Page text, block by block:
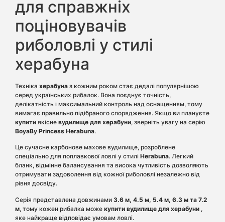
для справжніх
поціновувачів
риболовлі у стилі
херабуна
Техніка херабуна з кожним роком стає дедалі популярнішою
серед українських рибалок. Вона поєднує точність,
делікатність і максимальний контроль над оснащенням, тому
вимагає правильно підібраного спорядження. Якщо ви плануєте
купити якісне вудилище для херабуни, зверніть увагу на серію
BoyaBy Princess Herabuna.
Це сучасне карбонове махове вудилище, розроблене
спеціально для поплавкової ловлі у стилі Herabuna. Легкий
бланк, відмінне балансування та висока чутливість дозволяють
отримувати задоволення від кожної риболовлі незалежно від
рівня досвіду.
Серія представлена довжинами 3.6 м, 4.5 м, 5.4 м, 6.3 м та 7.2
м, тому кожен рибалка може купити вудилище для херабуни ,
яке найкраще відповідає умовам ловлі.